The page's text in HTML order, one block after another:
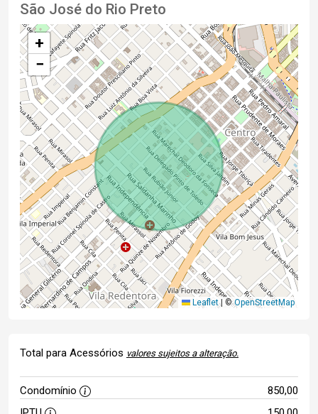
São José do Rio Preto
+
−
Leaflet ©OpenStreetMap
Total para Acessórios valores sujeitos a alteração.
Condomínio
850,00